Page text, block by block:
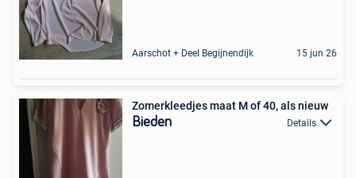
Aarschot + Deel Begijnendijk 15 jun 26
Zomerkleedjes maat M of 40, als nieuw
Bieden Details